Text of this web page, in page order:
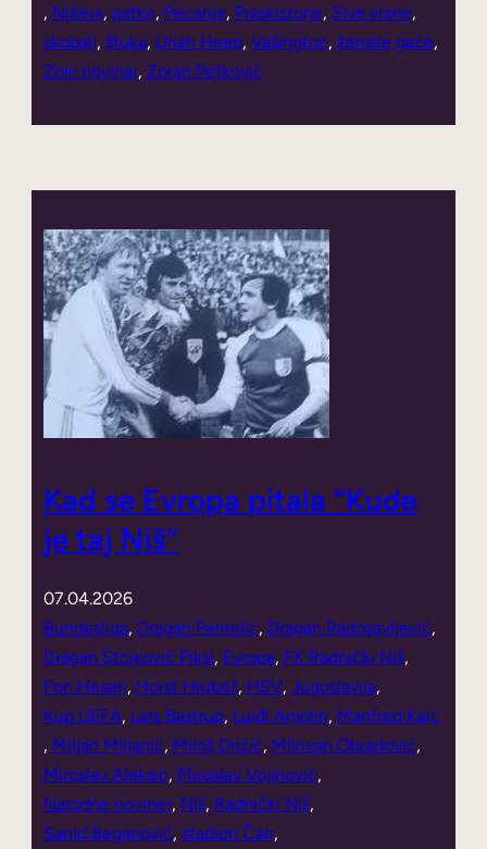
, Nišava, patke, Pecanje, Praskozorje, Sive vrane,
skobalj, štuka, Uriah Heep, Vašington, ženske gaće,
Zoki novinar, Zoran Petković
Kad se Evropa pitala “Kude
je taj Niš”
07.04.2026
Bundesliga, Dragan Pantelić, Dragan Radosavljević,
Dragan Stojković Piksi, Evropa, FK Radnički Niš,
Fon Hesen, Horst Hrubeš, HSV, Jugoslavija,
Kup UEFA, Lars Bastrup, Luiđi Anjolin, Manfred Kalc
, Miljan Miljanić, Miloš Drizić, MIlovan Obradović,
Miroslav Aleksić, Miroslav Vojinović,
Narodne noviner, Niš, Radnički Niš,
Sanid Beganović, stadion Čair,